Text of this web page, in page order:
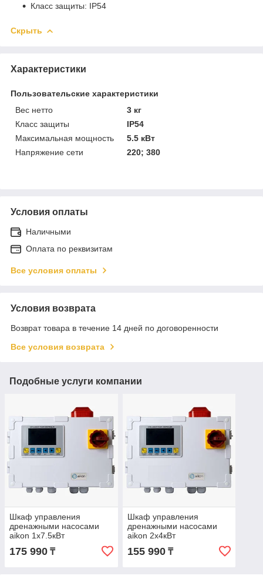
Класс защиты: IP54
Скрыть
Характеристики
Пользовательские характеристики
Вес нетто
3 кг
Класс защиты
IP54
Максимальная мощность
5.5 кВт
Напряжение сети
220; 380
Условия оплаты
Наличными
Оплата по реквизитам
Все условия оплаты
Условия возврата
Возврат товара в течение 14 дней по договоренности
Все условия возврата
Подобные услуги компании
Шкаф управления
дренажными насосами
aikon 1х7.5кВт
1х220/3х380В PD-X-D01-
N07Y
175 990 ₸
Шкаф управления
дренажными насосами
aikon 2х4кВт
1х220/3х380В PD-X-D01-
N04Y
155 990₸